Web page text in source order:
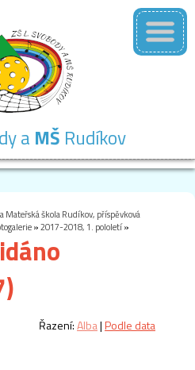
a MŠ Rudíkov
Mateřská škola Rudíkov, příspěvková
»2017-2018, 1. pololetí»
Řazení:Alba|Podle data